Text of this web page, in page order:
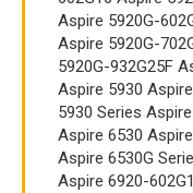
Aspire 5920G-
Aspire 5920G-
5920G-932G25F
Aspire 5930
5930 Series
Aspire 6530
Aspire 6530G
Aspire 6920-